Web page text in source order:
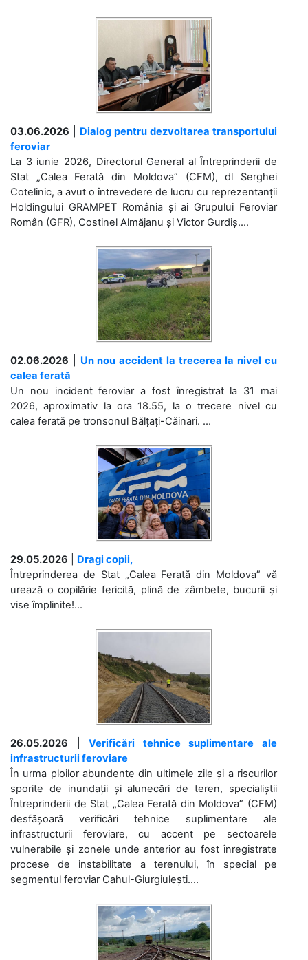
03.06.2026
Dialog pentru dezvoltarea transportului
feroviar
La 3 iunie 2026, Directorul General al Întreprinderii de
Stat „Calea Ferată din Moldova” (CFM), dl Serghei
Cotelinic, a avut o întrevedere de lucru cu reprezentanții
Holdingului GRAMPET România și ai Grupului Feroviar
Român (GFR), Costinel Almăjanu și Victor Gurdiș....
02.06.2026
Un nou accident la trecerea la nivel cu
calea ferată
Un nou incident feroviar a fost înregistrat la 31 mai
2026, aproximativ la ora 18.55, la o trecere nivel cu
calea ferată pe tronsonul Bălțați-Căinari. ...
29.05.2026
Dragi copii,
Întreprinderea de Stat „Calea Ferată din Moldova” vă
urează o copilărie fericită, plină de zâmbete, bucurii și
vise împlinite!...
26.05.2026 |Verificări tehnice suplimentare ale
infrastructurii feroviare
În urma ploilor abundente din ultimele zile și a riscurilor
sporite de inundații și alunecări de teren, specialiștii
Întreprinderii de Stat „Calea Ferată din Moldova” (CFM)
desfășoară verificări tehnice suplimentare ale
infrastructurii feroviare, cu accent pe sectoarele
vulnerabile și zonele unde anterior au fost înregistrate
procese de instabilitate a terenului, în special pe
segmentul feroviar Cahul-Giurgiulești....